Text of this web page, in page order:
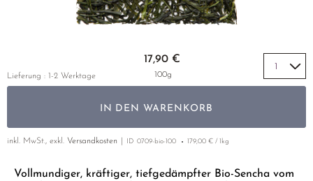
EMPFEHLUNGEN
LUSHAN CLOUD & MIST
SUI TONG CHA
TAIPING HOUKUI
WHITE CRANE WAVE
MIYAZAKI
SHIBUSHI
UJI
YUNNAN
GELBER TEE
SETS & GIFTS
PHOENIX DANCONG
ZHANGPING SHUI XIAN
JAPAN
THAILAND
EMPFEHLUNGEN
TÜRKEI
EMPFEHLUNGEN
SETS & GIFTS
NACH SORTE
MATE TEE
SELTENE INCENCES
Vollmundiger, kräftiger, tiefgedämpfter Bio-Sencha vom
17,90 €
100g
IN DEN WARENKORB
Lieferung : 1-2 Werktage
inkl. MwSt., exkl. Versandkosten ID 0709-bio-100 179,00 € / 1kg